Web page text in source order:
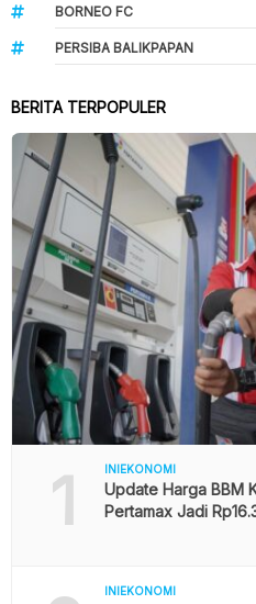
BORNEO FC
PERSIBA BALIKPAPAN
BERITA TERPOPULER
1 INIEKONOMI
Update Harga BBM
Pertamax Jadi
INIEKONOMI